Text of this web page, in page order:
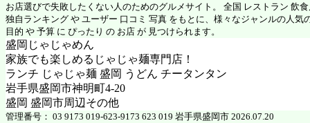
お店選びで失敗したくない人のためのグルメサイト。 全国 レストラン 飲
独自ランキング や ユーザー 口コミ 写真 をもとに、様々なジャンルの人気
目的 や 予算 に ぴったり の お店 が 見つけられます。
盛岡じゃじゃめん
家族でも楽しめるじゃじゃ麺専門店！
ランチ じゃじゃ麺 盛岡 うどん チータンタン
岩手県盛岡市神明町4-20
盛岡 盛岡市周辺その他
管理番号： 03 9173 019-623-9173 623 019 岩手県盛岡市 2026.07.20